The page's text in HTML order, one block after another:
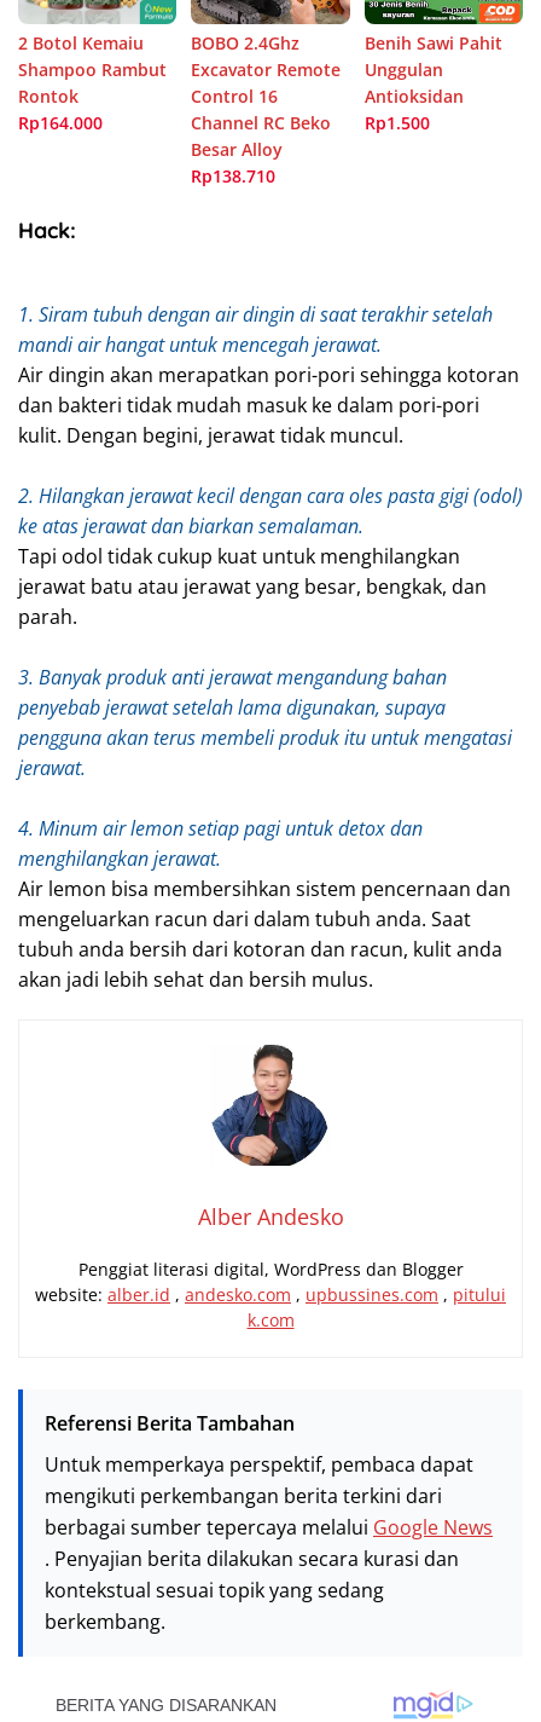
2 Botol Kemaiu
Shampoo Rambut
Rontok
Rp164.000
BOBO 2.4Ghz
Excavator Remote
Control 16
Channel RC Beko
Besar Alloy
Rp138.710
Benih Sawi Pahit
Unggulan
Antioksidan
Rp1.500
Hack:
1. Siram tubuh dengan air dingin di saat terakhir setelah
mandi air hangat untuk mencegah jerawat.
Air dingin akan merapatkan pori-pori sehingga kotoran
dan bakteri tidak mudah masuk ke dalam pori-pori
kulit. Dengan begini, jerawat tidak muncul.
2. Hilangkan jerawat kecil dengan cara oles pasta gigi (odol)
ke atas jerawat dan biarkan semalaman.
Tapi odol tidak cukup kuat untuk menghilangkan
jerawat batu atau jerawat yang besar, bengkak, dan
parah.
3. Banyak produk anti jerawat mengandung bahan
penyebab jerawat setelah lama digunakan, supaya
pengguna akan terus membeli produk itu untuk mengatasi
jerawat.
4. Minum air lemon setiap pagi untuk detox dan
menghilangkan jerawat.
Air lemon bisa membersihkan sistem pencernaan dan
mengeluarkan racun dari dalam tubuh anda. Saat
tubuh anda bersih dari kotoran dan racun, kulit anda
akan jadi lebih sehat dan bersih mulus.
Alber Andesko
Penggiat literasi digital, WordPress dan Blogger
website: alber.id , andesko.com , upbussines.com , pitului
k.com
Referensi Berita Tambahan
Untuk memperkaya perspektif, pembaca dapat
mengikuti perkembangan berita terkini dari
berbagai sumber tepercaya melalui Google News
. Penyajian berita dilakukan secara kurasi dan
kontekstual sesuai topik yang sedang
berkembang.